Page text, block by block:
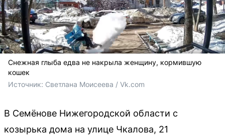
Снежная глыба едва не накрыла женщину, кормившую
кошек
Источник: Светлана Моисеева / Vk.com
В Семёнове Нижегородской области с
козырька дома на улице Чкалова, 21